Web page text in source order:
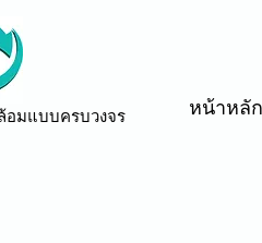
อมแบบครบวงจร หน้าหลัก